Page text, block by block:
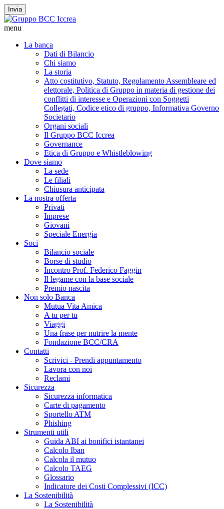
Invia
menu
La banca
Dati di Bilancio
Chi siamo
La storia
Atto costitutivo, Statuto, Regolamento Assembleare ed
elettorale, Politica di Gruppo in materia di gestione dei
conflitti di interesse e Operazioni con Soggetti
Collegati, Codice etico di gruppo, Informativa Governo
Societario
Organi sociali
Il Gruppo BCC Iccrea
Governance
Etica di Gruppo e Whistleblowing
Dove siamo
La sede
Le filiali
Chiusura anticipata
La nostra offerta
Privati
Imprese
Giovani
Speciale Energia
Soci
Bilancio sociale
Borse di studio
Incontro Prof. Federico Faggin
Il legame con la base sociale
Premio nascita
Non solo Banca
Mutua Vita Amica
A tu per tu
Viaggi
Una frase per nutrire la mente
Fondazione BCC/CRA
Contatti
Scrivici - Prendi appuntamento
Lavora con noi
Reclami
Sicurezza
Sicurezza informatica
Carte di pagamento
Sportello ATM
Phishing
Strumenti utili
Guida ABI ai bonifici istantanei
Calcolo Iban
Calcola il mutuo
Calcolo TAEG
Glossario
Indicatore dei Costi Complessivi (ICC)
La Sostenibilità
La Sostenibilità